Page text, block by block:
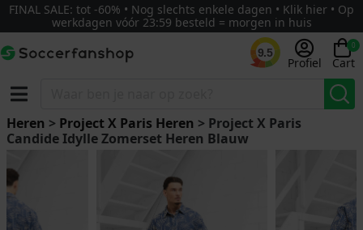
FINAL SALE: tot -60% • Nog slechts enkele dagen • Klik hier • Op
werkdagen vóór 23:59 besteld = morgen in huis
9.5
Profiel
0
Cart
Heren > Project X Paris Heren > Project X Paris
Candide Idylle Zomerset Heren Blauw